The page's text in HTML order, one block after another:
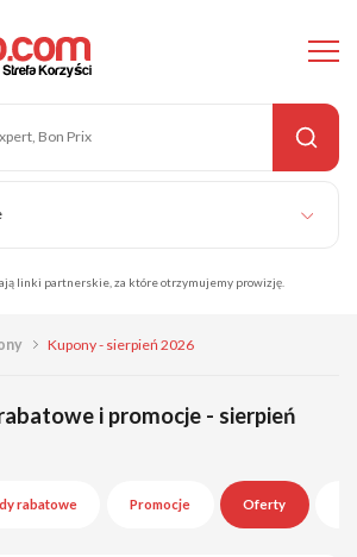
linki partnerskie, za które otrzymujemy prowizję.
Kupony - sierpień 2026
i promocje - sierpień
rabatowe Promocje Oferty